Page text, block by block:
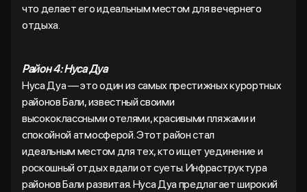
что делает его идеальным местом для вечернего
отдыха.
Район 4: Нуса Дуа
Нуса Дуа — это один из самых престижных курортных
районов Бали, известный своими
высококлассными отелями, красивыми пляжами и
спокойной атмосферой. Этот район стал
идеальным местом для тех, кто ищет уединение и
роскошный отдых вдали от суеты. Инфраструктура
районов Бали развитая. Нуса Дуа предлагает широкий